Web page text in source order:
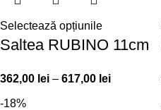
Selectează opțiunile
Saltea RUBINO 11cm
362,00 lei – 617,00 lei
-18%